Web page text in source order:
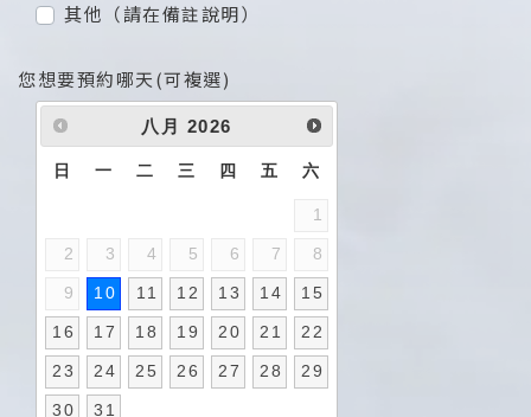
其他（請在備註說明）
您想要預約哪天(可複選)
八月 2026
日 一 二 三 四 五 六
1
2 3 4 5 6 7 8
9 10 11 12 13 14 15
16 17 18 19 20 21 22
23 24 25 26 27 28 29
30 31